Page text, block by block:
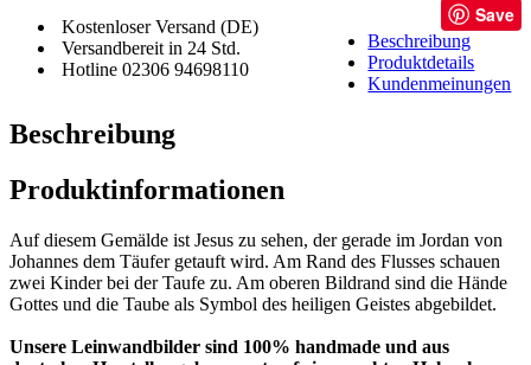
Kostenloser Versand (DE)
Versandbereit in 24 Std.
Hotline 02306 94698110
Save
Beschreibung
Produktdetails
Kundenmeinungen
Beschreibung
Produktinformationen
Auf diesem Gemälde ist Jesus zu sehen, der gerade im Jordan von
Johannes dem Täufer getauft wird. Am Rand des Flusses schauen
zwei Kinder bei der Taufe zu. Am oberen Bildrand sind die Hände
Gottes und die Taube als Symbol des heiligen Geistes abgebildet.
Unsere Leinwandbilder sind 100% handmade und aus